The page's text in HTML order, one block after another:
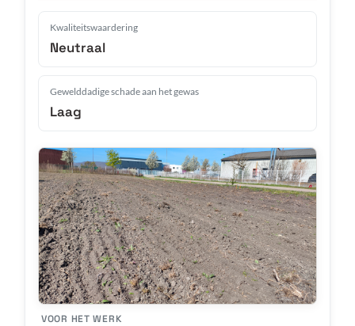
Kwaliteitswaardering
Neutraal
Gewelddadige schade aan het gewas
Laag
VOOR HET WERK